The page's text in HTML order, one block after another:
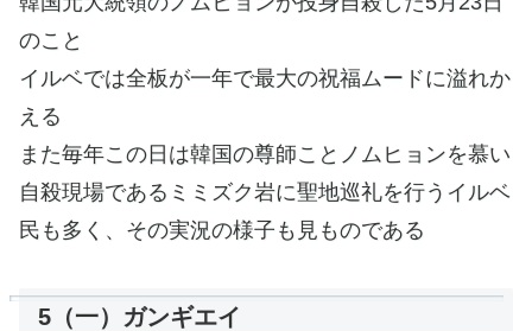
のこと
イルベでは全板が一年で最大の祝福ムードに溢れか
える
また毎年この日は韓国の尊師ことノムヒョンを慕い
自殺現場であるミミズク岩に聖地巡礼を行うイルベ
民も多く、その実況の様子も見ものである
5（一）ガンギエイ